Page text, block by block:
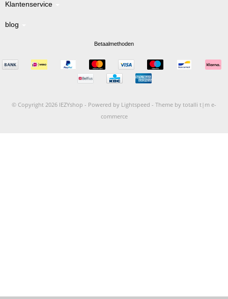
Klantenservice
blog
Betaalmethoden
© Copyright 2026 IEZYshop - Powered by Lightspeed - Theme by totalli t|m e-
commerce